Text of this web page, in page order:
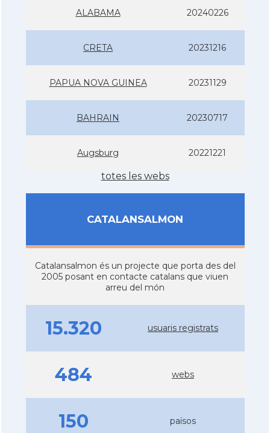
ALABAMA 20240226
CRETA 20231216
PAPUA NOVA GUINEA 20231129
BAHRAIN 20230717
Augsburg 20221221
totes les webs
CATALANSALMON
Catalansalmon és un projecte que porta des del
2005 posant en contacte catalans que viuen
arreu del món
15.320 usuaris registrats
484 webs
150 països